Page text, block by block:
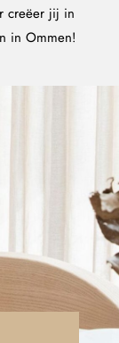
creëer jij in
in Ommen!